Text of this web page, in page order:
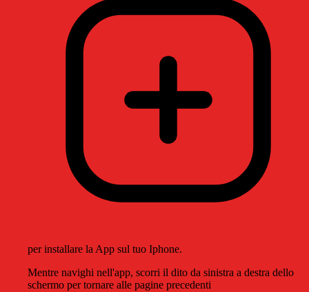
per installare la App sul tuo Iphone.
Mentre navighi nell'app, scorri il dito da sinistra a destra dello
schermo per tornare alle pagine precedenti